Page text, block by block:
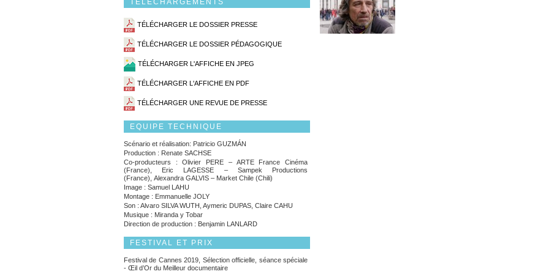
TÉLÉCHARGEMENTS
TÉLÉCHARGER LE DOSSIER PRESSE
TÉLÉCHARGER LE DOSSIER PÉDAGOGIQUE
TÉLÉCHARGER L'AFFICHE EN JPEG
TÉLÉCHARGER L'AFFICHE EN PDF
TÉLÉCHARGER UNE REVUE DE PRESSE
EQUIPE TECHNIQUE
Scénario et réalisation: Patricio GUZMÁN
Production : Renate SACHSE
Co-producteurs : Olivier PERE – ARTE France Cinéma
(France), Eric LAGESSE – Sampek Productions
(France), Alexandra GALVIS – Market Chile (Chili)
Image : Samuel LAHU
Montage : Emmanuelle JOLY
Son : Alvaro SILVA WUTH, Aymeric DUPAS, Claire CAHU
Musique : Miranda y Tobar
Direction de production : Benjamin LANLARD
FESTIVAL ET PRIX
Festival de Cannes 2019, Sélection officielle, séance spéciale
- Œil d’Or du Meilleur documentaire